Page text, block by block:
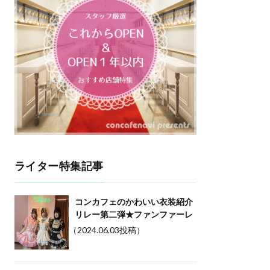
ライター特集記事
コンカフェのかわいい衣装紹介
リレー第二弾★ファンファーレ
（2024.06.03投稿）